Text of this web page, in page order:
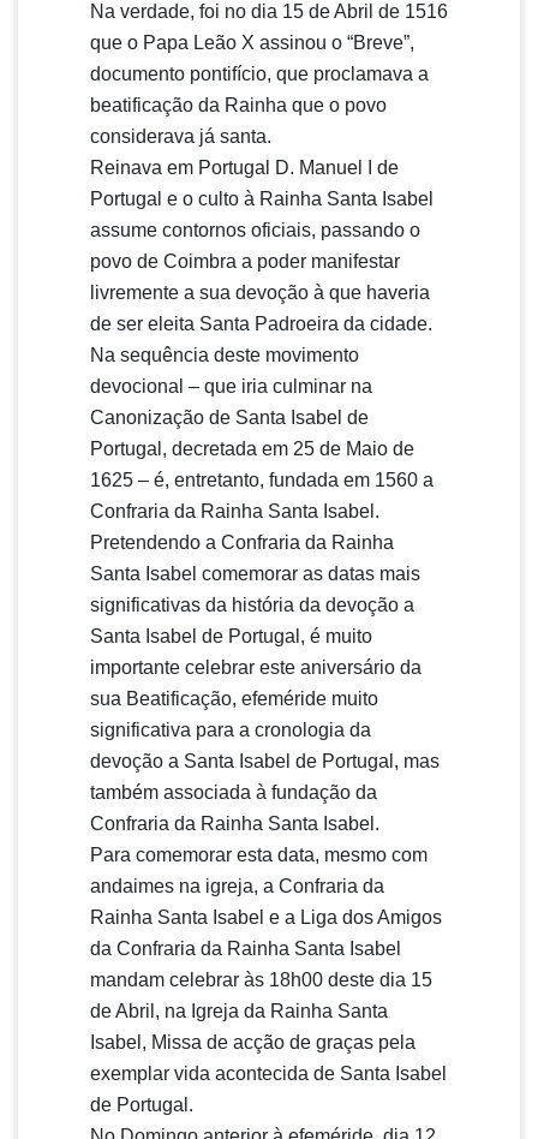
Na verdade, foi no dia 15 de Abril de 1516
que o Papa Leão X assinou o “Breve”,
documento pontifício, que proclamava a
beatificação da Rainha que o povo
considerava já santa.
Reinava em Portugal D. Manuel I de
Portugal e o culto à Rainha Santa Isabel
assume contornos oficiais, passando o
povo de Coimbra a poder manifestar
livremente a sua devoção à que haveria
de ser eleita Santa Padroeira da cidade.
Na sequência deste movimento
devocional – que iria culminar na
Canonização de Santa Isabel de
Portugal, decretada em 25 de Maio de
1625 – é, entretanto, fundada em 1560 a
Confraria da Rainha Santa Isabel.
Pretendendo a Confraria da Rainha
Santa Isabel comemorar as datas mais
significativas da história da devoção a
Santa Isabel de Portugal, é muito
importante celebrar este aniversário da
sua Beatificação, efeméride muito
significativa para a cronologia da
devoção a Santa Isabel de Portugal, mas
também associada à fundação da
Confraria da Rainha Santa Isabel.
Para comemorar esta data, mesmo com
andaimes na igreja, a Confraria da
Rainha Santa Isabel e a Liga dos Amigos
da Confraria da Rainha Santa Isabel
mandam celebrar às 18h00 deste dia 15
de Abril, na Igreja da Rainha Santa
Isabel, Missa de acção de graças pela
exemplar vida acontecida de Santa Isabel
de Portugal.